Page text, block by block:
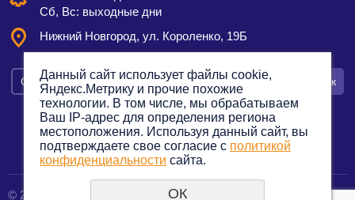
Сб, Вс: выходные дни
Нижний Новгород, ул. Короленко, 19Б
Смотреть на карте Оставить заявку Заказать звонок
Политика конфиденциальности
© 2012—2023. Все права защищены.
Данный сайт использует файлы cookie,
Яндекс.Метрику и прочие похожие
технологии. В том числе, мы обрабатываем
Ваш IP-адрес для определения региона
местоположения. Используя данный сайт, вы
подтверждаете свое согласие с политикой
конфиденциальности сайта.
ОК